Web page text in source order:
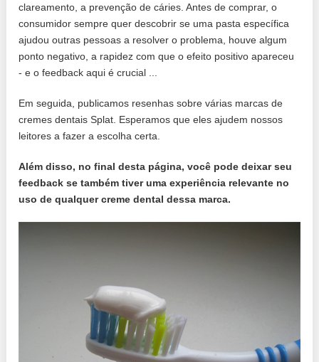
clareamento, a prevenção de cáries. Antes de comprar, o
consumidor sempre quer descobrir se uma pasta específica
ajudou outras pessoas a resolver o problema, houve algum
ponto negativo, a rapidez com que o efeito positivo apareceu
- e o feedback aqui é crucial ...
Em seguida, publicamos resenhas sobre várias marcas de
cremes dentais Splat. Esperamos que eles ajudem nossos
leitores a fazer a escolha certa.
Além disso, no final desta página, você pode deixar seu
feedback se também tiver uma experiência relevante no
uso de qualquer creme dental dessa marca.